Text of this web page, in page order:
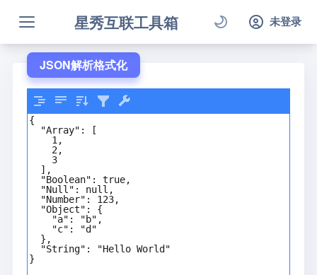
星秀互联工具箱 未登录
JSON解析格式化